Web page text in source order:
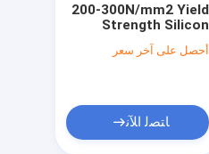
200-300N/mm2 Yield
Strength Silicon
Steel with 1.2-1.5A/m
Coercive Force
أحصل على آخر سعر
ﺎﺘﺼﻟ ﺍﻶﻧ